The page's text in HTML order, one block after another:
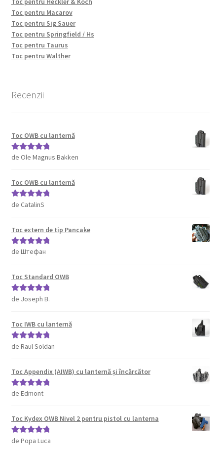
Toc pentru Macarov
Toc pentru Sig Sauer
Toc pentru Springfield / Hs
Toc pentru Taurus
Toc pentru Walther
Recenzii
Toc OWB cu lanternă
Evaluat la5
de Ole Magnus Bakken
Toc OWB cu lanternă
Evaluat la5
de CatalinS
Toc extern de tip Pancake
Evaluat la5
de Штефан
Toc Standard OWB
Evaluat la5
de Joseph B.
Toc IWB cu lanternă
Evaluat la5
de Raul Soldan
Toc Appendix (AIWB) cu lanternă și încărcător
Evaluat la5
de Edmont
Toc Kydex OWB Nivel 2 pentru pistol cu lanterna
Evaluat la5
de Popa Luca